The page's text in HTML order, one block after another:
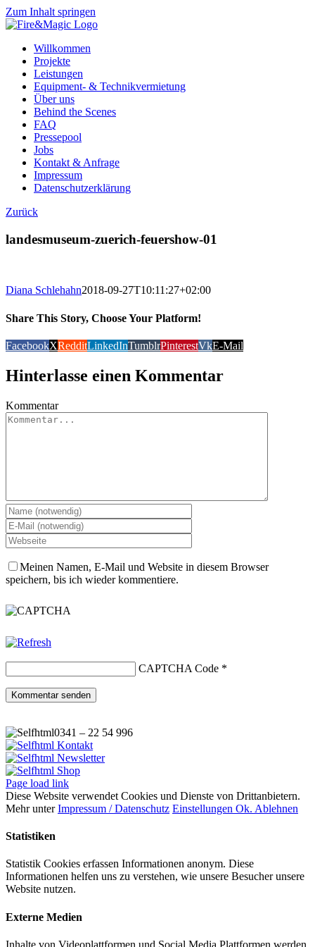
Zum Inhalt springen
Willkommen
Projekte
Leistungen
Equipment- & Technikvermietung
Über uns
Behind the Scenes
FAQ
Pressepool
Jobs
Kontakt & Anfrage
Impressum
Datenschutzerklärung
Zurück
landesmuseum-zuerich-feuershow-01
Diana Schlehahn2018-09-27T10:11:27+02:00
Share This Story, Choose Your Platform!
FacebookXRedditLinkedInTumblrPinterestVkE-Mail
Hinterlasse einen Kommentar
Kommentar
Meinen Namen, E-Mail und Website in diesem Browser
speichern, bis ich wieder kommentiere.
CAPTCHA Code *
0341 – 22 54 996
Kontakt
Newsletter
Shop
Page load link
Diese Website verwendet Cookies und Dienste von Drittanbietern.
Mehr unterImpressum / Datenschutz Einstellungen Ok. Ablehnen
Statistiken
Statistik Cookies erfassen Informationen anonym. Diese
Informationen helfen uns zu verstehen, wie unsere Besucher unsere
Website nutzen.
Externe Medien
Inhalte von Videoplattformen und Social Media Plattformen werden